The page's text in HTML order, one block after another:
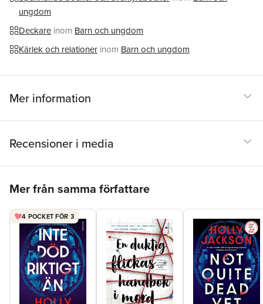
commencing 12/12/2022.the UK using 100% renewable electricity.
ungdom
Deckare inom Barn och ungdom
Kärlek och relationer inom Barn och ungdom
Mer information
Recensioner i media
Mer från samma författare
4 POCKET FÖR 3